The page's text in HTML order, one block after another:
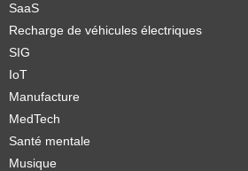
SaaS
Recharge de véhicules électriques
SIG
IoT
Manufacture
MedTech
Santé mentale
Musique